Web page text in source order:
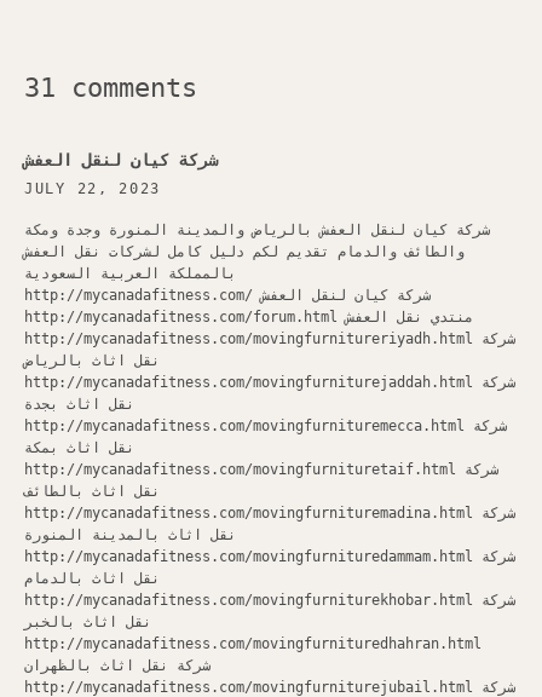
31 comments
شركة كيان لنقل العفش
JULY 22, 2023
شركة كيان لنقل العفش بالرياض والمدينة المنورة وجدة ومكة
والطائف والدمام تقديم لكم دليل كامل لشركات نقل العفش
بالمملكة العربية السعودية
http://mycanadafitness.com/ شركة كيان لنقل العفش
http://mycanadafitness.com/forum.html منتدي نقل العفش
http://mycanadafitness.com/movingfurnitureriyadh.html شركة
نقل اثاث بالرياض
http://mycanadafitness.com/movingfurniturejaddah.html شركة
نقل اثاث بجدة
http://mycanadafitness.com/movingfurnituremecca.html شركة
نقل اثاث بمكة
http://mycanadafitness.com/movingfurnituretaif.html شركة
نقل اثاث بالطائف
http://mycanadafitness.com/movingfurnituremadina.html شركة
نقل اثاث بالمدينة المنورة
http://mycanadafitness.com/movingfurnituredammam.html شركة
نقل اثاث بالدمام
http://mycanadafitness.com/movingfurniturekhobar.html شركة
نقل اثاث بالخبر
http://mycanadafitness.com/movingfurnituredhahran.html
شركة نقل اثاث بالظهران
http://mycanadafitness.com/movingfurniturejubail.html شركة